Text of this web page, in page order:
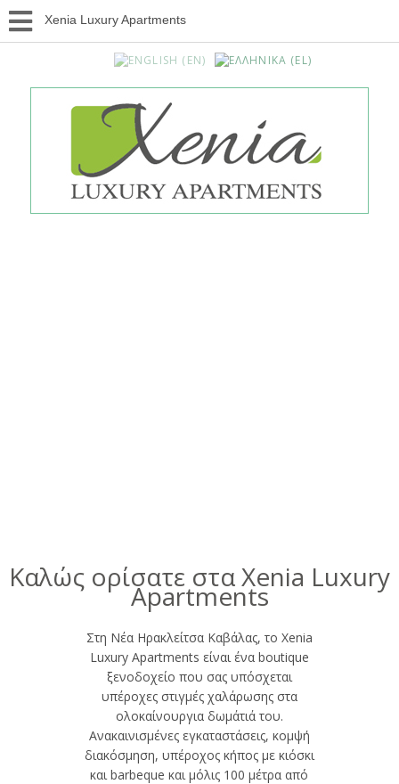
Xenia Luxury Apartments
Καλώς ορίσατε στα Xenia Luxury
Apartments
Στη Νέα Ηρακλείτσα Καβάλας, το Xenia
Luxury Apartments είναι ένα boutique
ξενοδοχείο που σας υπόσχεται
υπέροχες στιγμές χαλάρωσης στα
ολοκαίνουργια δωμάτιά του.
Ανακαινισμένες εγκαταστάσεις, κομψή
διακόσμηση, υπέροχος κήπος με κιόσκι
και barbeque και μόλις 100 μέτρα από